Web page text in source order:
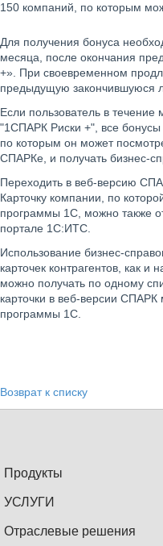
150 компаний, по которым
Для получения бонуса
месяца, после окончания
+». При своевременном
предыдущую закончившуюся
Если пользователь в
"1СПАРК Риски +", все бонусы
по которым он может
СПАРКе, и получать бизнес-
Переходить в веб-версию
Карточку компании, по
программы 1С, можно также
портале 1С:ИТС.
Использование бизнес-
карточек контрагентов, как и
можно получать по одному
карточки в веб-версии
программы 1С.
Возврат к списку
Продукты
УСЛУГИ
Отраслевые решения